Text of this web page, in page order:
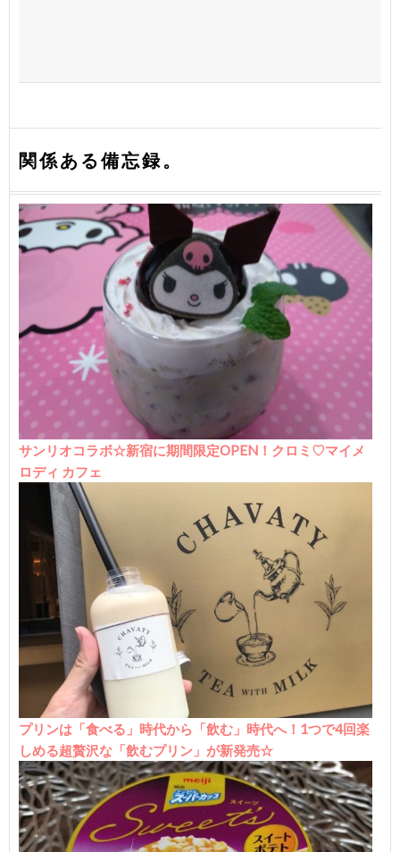
関係ある備忘録。
サンリオコラボ☆新宿に期間限定OPEN！クロミ♡マイメ
ロディ カフェ
プリンは「食べる」時代から「飲む」時代へ！1つで4回楽
しめる超贅沢な「飲むプリン」が新発売☆